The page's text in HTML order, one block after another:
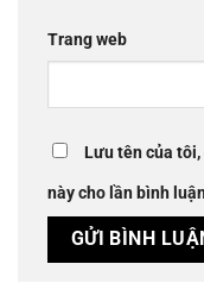
Trang web
Lưu tên của
này cho lần bình